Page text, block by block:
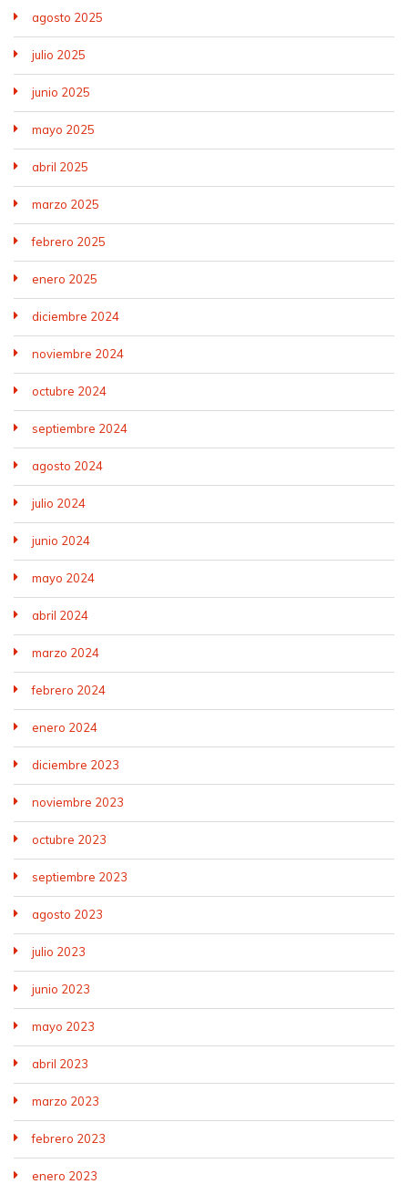
agosto 2025
julio 2025
junio 2025
mayo 2025
abril 2025
marzo 2025
febrero 2025
enero 2025
diciembre 2024
noviembre 2024
octubre 2024
septiembre 2024
agosto 2024
julio 2024
junio 2024
mayo 2024
abril 2024
marzo 2024
febrero 2024
enero 2024
diciembre 2023
noviembre 2023
octubre 2023
septiembre 2023
agosto 2023
julio 2023
junio 2023
mayo 2023
abril 2023
marzo 2023
febrero 2023
enero 2023